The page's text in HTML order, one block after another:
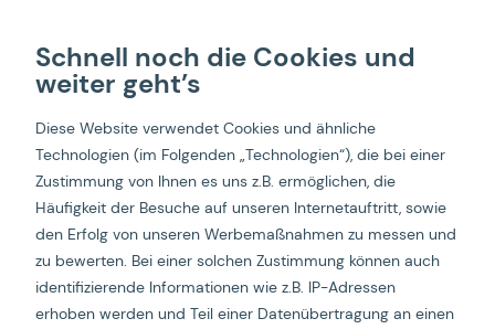
Schnell noch die Cookies und
weiter geht’s
Diese Website verwendet Cookies und ähnliche
Technologien (im Folgenden „Technologien“), die bei einer
Zustimmung von Ihnen es uns z.B. ermöglichen, die
Häufigkeit der Besuche auf unseren Internetauftritt, sowie
den Erfolg von unseren Werbemaßnahmen zu messen und
zu bewerten. Bei einer solchen Zustimmung können auch
identifizierende Informationen wie z.B. IP-Adressen
erhoben werden und Teil einer Datenübertragung an einen